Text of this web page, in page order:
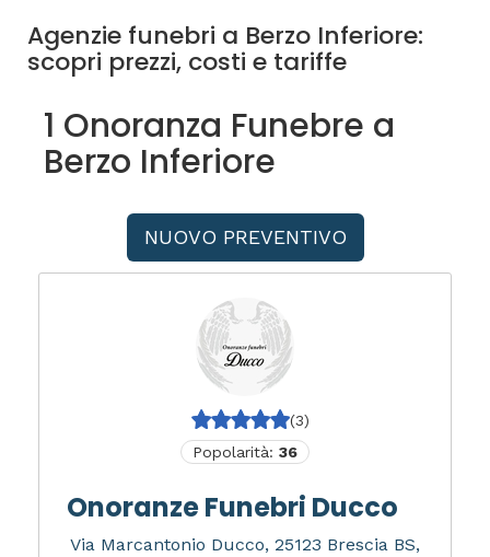
Agenzie funebri a Berzo Inferiore:
scopri prezzi, costi e tariffe
1 Onoranza Funebre a
Berzo Inferiore
NUOVO PREVENTIVO
(3)
Popolarità: 36
Onoranze Funebri Ducco
Via Marcantonio Ducco, 25123 Brescia BS,